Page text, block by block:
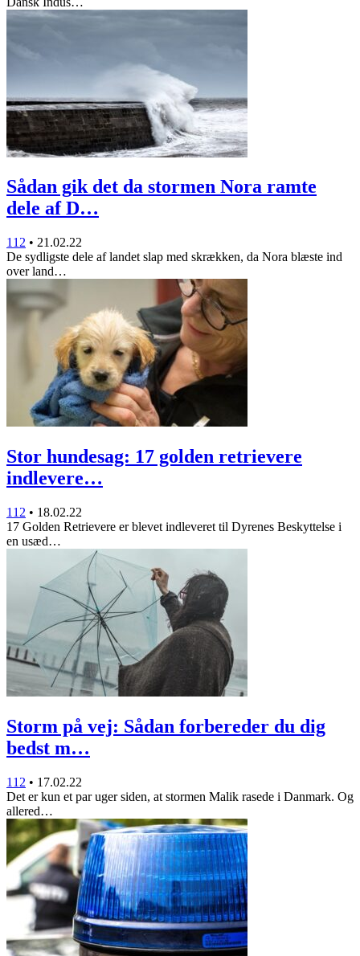
Sådan gik det da stormen Nora ramte
dele af D…
112 • 21.02.22
De sydligste dele af landet slap med skrækken, da Nora blæste ind
over land…
Stor hundesag: 17 golden retrievere
indlevere…
112 • 18.02.22
17 Golden Retrievere er blevet indleveret til Dyrenes Beskyttelse i
en usæd…
Storm på vej: Sådan forbereder du dig
bedst m…
112 • 17.02.22
Det er kun et par uger siden, at stormen Malik rasede i Danmark. Og
allered…